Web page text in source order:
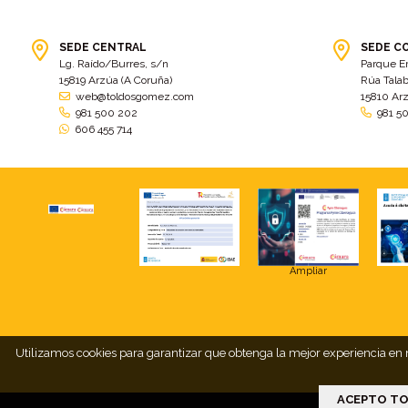
SEDE CENTRAL
Lg. Raído/Burres, s/n
15819 Arzúa (A Coruña)
web@toldosgomez.com
981 500 202
606 455 714
SEDE
Parque
Rúa
15810
981
Ampliar
Utilizamos cookies para garantizar que obtenga la mejor experiencia
ACEPTO